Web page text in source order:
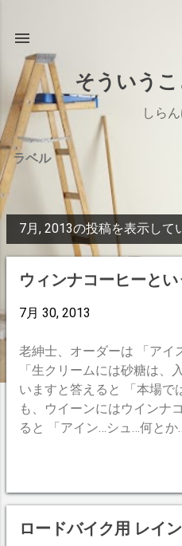
そういう
しら
ラベル
投
7月, 2013の投稿を表示して
ウィンナコーヒーと
7月 30, 2013
老紳士、オーダーは 「アイ
「生クリームには砂糖は、
いますと答えると 「本場で
も、ウイーンにはウインナ
ると 「アイン…シュ…何とか
ですが。とても甘いケーキ
ンでの実体験を思い出した
分からなくは無いのですが
ロードバイク用 レイ